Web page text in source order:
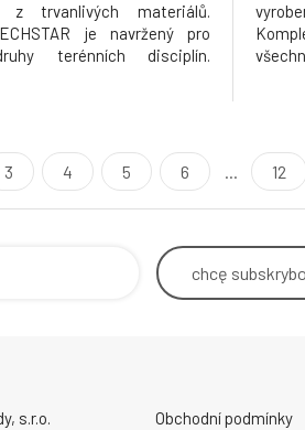
z trvanlivých materiálů.
je navržený pro
terénních disciplín.
ergonomická ko
3 4 5 6 ... 12
chcę
s.r.o. Obchodní podmínky